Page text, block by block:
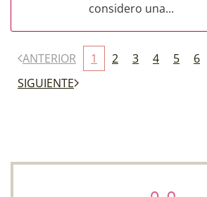
considero una...
ANTERIOR 1 2 3 4 5 6
SIGUIENTE